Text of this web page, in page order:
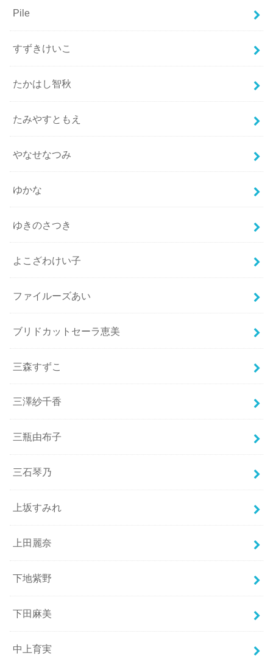
Pile
すずきけいこ
たかはし智秋
たみやすともえ
やなせなつみ
ゆかな
ゆきのさつき
よこざわけい子
ファイルーズあい
ブリドカットセーラ恵美
三森すずこ
三澤紗千香
三瓶由布子
三石琴乃
上坂すみれ
上田麗奈
下地紫野
下田麻美
中上育実